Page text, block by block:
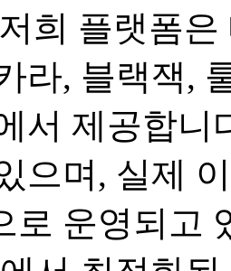
희 플랫폼
라, 블랙잭,
서 제공합니
으며, 실제
로 운영되고